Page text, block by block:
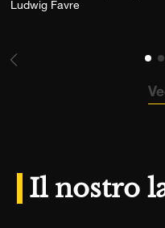
Ludwig Favre
Il nostro